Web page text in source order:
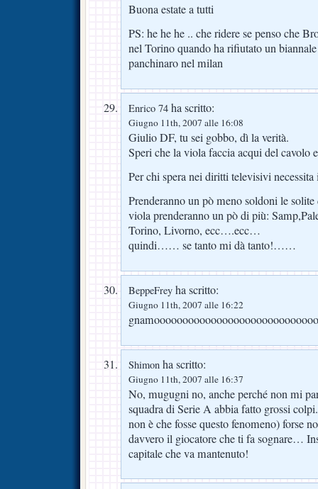
Buona estate a tutti
PS: he he he .. che ridere se penso che
nel Torino quando ha rifiutato un
panchinaro nel milan
Enrico 74 ha scritto:
Giugno 11th, 2007 alle 16:08
Giulio DF, tu sei gobbo, dì la verità.
Speri che la viola faccia acqui del cavolo
Per chi spera nei diritti televisivi
Prenderanno un pò meno soldoni le
viola prenderanno un pò di più:
Torino, Livorno, ecc….ecc…
quindi…… se tanto mi dà tanto!……
BeppeFrey ha scritto:
Giugno 11th, 2007 alle 16:22
gnamooooooooooooooooooooooooooooo
Shimon ha scritto:
Giugno 11th, 2007 alle 16:37
No, mugugni no, anche perché non mi
squadra di Serie A abbia fatto grossi
non è che fosse questo fenomeno) forse
davvero il giocatore che ti fa sognare…
capitale che va mantenuto!